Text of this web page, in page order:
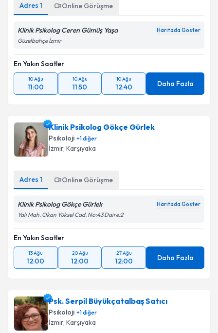
Adres 1 Online Görüşme
Klinik Psikolog Ceren Gümüş Yaşa Haritada Göster
Güzelbahçe İzmir
En Yakın Saatler
10 Ağu
11:00
10 Ağu
11:50
10 Ağu
12:40 Daha Fazla
Klinik Psikolog Gökçe Gürlek
Psikoloji +1diğer
İzmir, Karşıyaka
Adres 1 Online Görüşme
Klinik Psikolog Gökçe Gürlek Haritada Göster
Yalı Mah. Okan Yüksel Cad. No:43 Daire:2
En Yakın Saatler
13 Ağu
12:00
20 Ağu
12:00
27 Ağu
12:00 Daha Fazla
Psk. Serpil Büyükçatalbaş Satıcı
Psikoloji +1diğer
İzmir, Karşıyaka